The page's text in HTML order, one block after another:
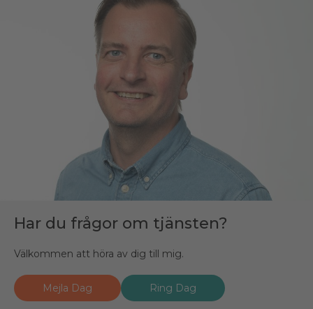
Har du frågor om tjänsten?
Välkommen att höra av dig till mig.
Mejla Dag Ring Dag
Fråga mig!
Jag heter Julia Dahl och är ansvarig rekryterare hos
Mejla Medarbetaren